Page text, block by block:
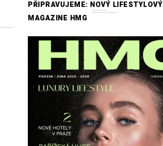
PŘIPRAVUJEME: NOVÝ LIFESTYLOVÝ
MAGAZINE HMG